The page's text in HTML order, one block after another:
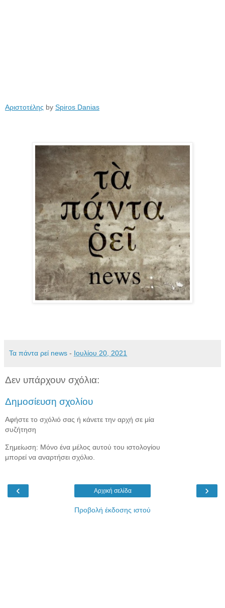
Αριστοτέλης by Spiros Danias
Τα πάντα ρεί news - Ιουλίου 20, 2021
Δεν υπάρχουν σχόλια:
Δημοσίευση σχολίου
Αφήστε το σχόλιό σας ή κάνετε την αρχή σε μία
συζήτηση
Σημείωση: Μόνο ένα μέλος αυτού του ιστολογίου
μπορεί να αναρτήσει σχόλιο.
‹ ›
Αρχική σελίδα
Προβολή έκδοσης ιστού